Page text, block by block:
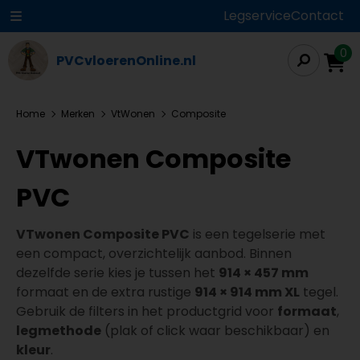
LegserviceContact
PVCvloerenOnline.nl 0
Home Merken VtWonen Composite
VTwonen Composite
PVC
VTwonen Composite PVC is een tegelserie met
een compact, overzichtelijk aanbod. Binnen
dezelfde serie kies je tussen het 914 × 457 mm
formaat en de extra rustige 914 × 914 mm XL tegel.
Gebruik de filters in het productgrid voor formaat,
legmethode (plak of click waar beschikbaar) en
kleur.